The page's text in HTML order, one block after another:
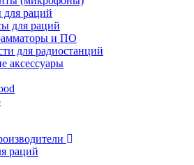
для раций
для раций
и ПО
для радиостанций
аксессуары
раций